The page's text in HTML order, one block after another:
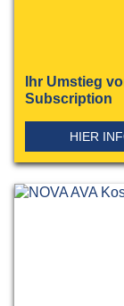
Ihr Umstieg
Subscription
HIER